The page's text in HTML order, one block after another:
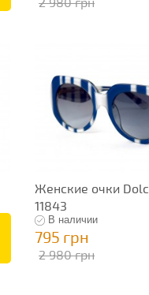
Женские очки
11843
В наличии
795 грн
2 980 грн